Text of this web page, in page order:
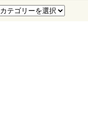
カテゴリ一覧